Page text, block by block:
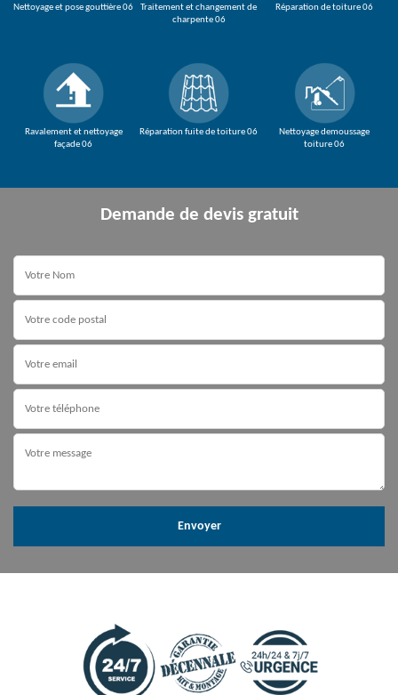
Nettoyage et pose gouttière 06
Ravalement et nettoyage
façade 06
Traitement et changement de
charpente 06
Réparation fuite de toiture 06
Réparation de toiture 06
Nettoyage demoussage
toiture 06
Demande de devis gratuit